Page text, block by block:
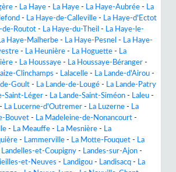
- La Haye - La Haye - La Haye-Aubrée - La
- La Haye-de-Calleville - La Haye-d'Ectot
de-Routot - La Haye-du-Theil - La Haye-le-
Haye-Malherbe - La Haye-Pesnel - La Haye-
- La Heunière - La Hoguette - La
- La Houssaye - La Houssaye-Béranger -
Clinchamps - Lalacelle - La Lande-d'Airou -
de-Goult - La Lande-de-Lougé - La Lande-Patry
Saint-Léger - La Lande-Saint-Siméon - Laleu -
- La Lucerne-d'Outremer - La Luzerne - La
Bouvet - La Madeleine-de-Nonancourt -
- La Meauffe - La Mesnière - La
- Lammerville - La Motte-Fouquet - La
Landelles-et-Coupigny - Landes-sur-Ajon -
et-Neuves - Landigou - Landisacq - La